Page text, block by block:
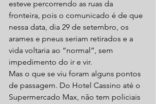
esteve percorrendo as ruas da
fronteira, pois o comunicado é de que
nessa data, dia 29 de setembro, os
arames e pneus seriam retirados e a
vida voltaria ao “normal”, sem
impedimento do ir e vir.
Mas o que se viu foram alguns pontos
de passagem. Do Hotel Cassino até o
Supermercado Max, não tem policiais